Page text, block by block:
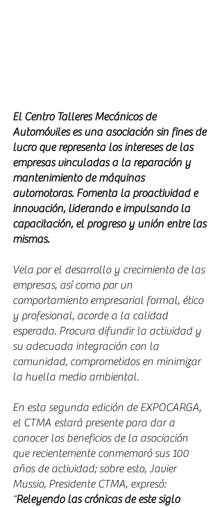
El Centro Talleres Mecánicos de
Automóviles es una asociación sin fines de
lucro que representa los intereses de las
empresas vinculadas a la reparación y
mantenimiento de máquinas
automotoras. Fomenta la proactividad e
innovación, liderando e impulsando la
capacitación, el progreso y unión entre las
mismas.
Vela por el desarrollo y crecimiento de las
empresas, así como por un
comportamiento empresarial formal, ético
y profesional, acorde a la calidad
esperada. Procura difundir la actividad y
su adecuada integración con la
comunidad, comprometidos en minimizar
la huella medio ambiental.
En esta segunda edición de EXPOCARGA,
el CTMA estará presente para dar a
conocer los beneficios de la asociación
que recientemente conmemoró sus 100
años de actividad; sobre esto, Javier
Mussio, Presidente CTMA, expresó:
“Releyendo las crónicas de este siglo